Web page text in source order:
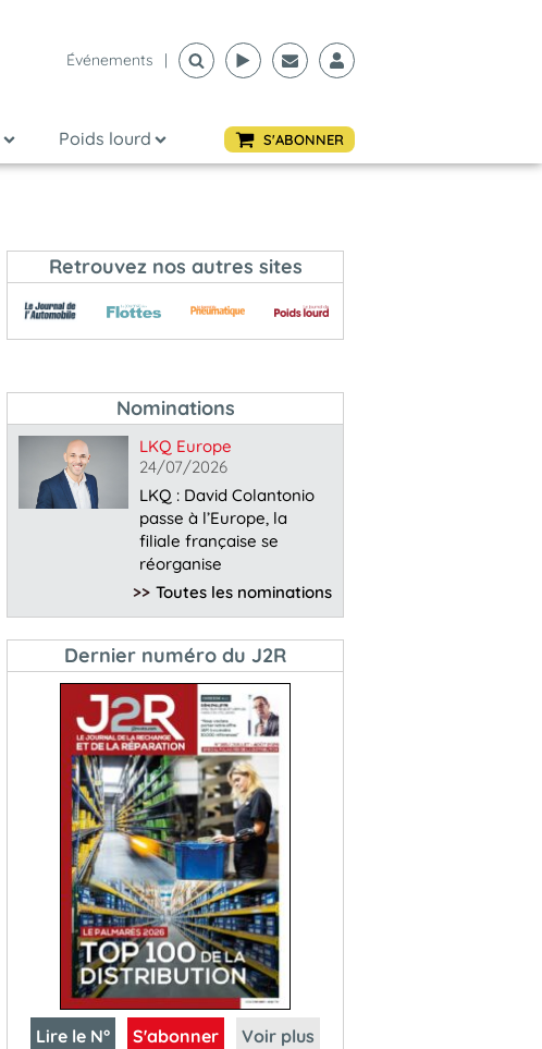
Événements |
Poids lourd S'ABONNER
Retrouvez nos autres sites
Nominations
LKQ Europe
24/07/2026
LKQ : David Colantonio
passe à l’Europe, la
filiale française se
réorganise
>> Toutes les nominations
Dernier numéro du J2R
Lire le N° S'abonner Voir plus